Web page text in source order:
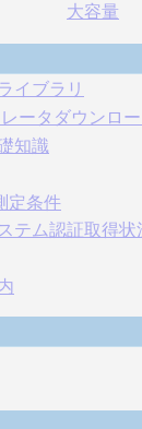
大容量
イブラリ
ータダウンロ
知識
定条件
テム認証取得状